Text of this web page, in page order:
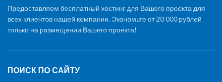
Предоставляем бесплатный хостинг для Вашего проекта для
всех клиентов нашей компании. Экономьте от 20 000 рублей
только на размещении Вашего проекта!
ПОИСК ПО САЙТУ